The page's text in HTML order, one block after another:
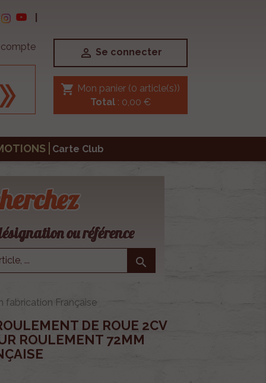
 Se connecter
shopping_cart Mon panier (0 article(s))
Total: 0,00 €
Carte Club
ou référence

fabrication Française
DE ROUE 2CV
ROULEMENT 72MM